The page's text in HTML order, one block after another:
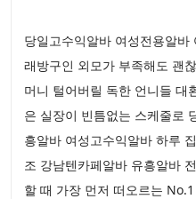
당일고수익알바 여성전용알
래방구인 외모가 부족해도 괜
머니 털어버릴 독한 언니들 대
은 실장이 빈틈없는 스케줄로
흥알바 여성고수익알바 하루
조 강남텐카페알바 유흥알바
할 때 가장 먼저 떠오르는